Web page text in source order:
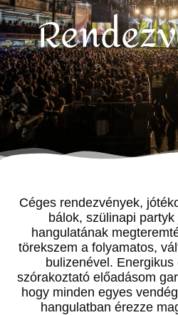
Céges rendezvények,
bálok, szülinapi partyk
hangulatának
törekszem a folyamatos,
bulizenével. Energikus
szórakoztató előadásom
hogy minden egyes
hangulatban érezze